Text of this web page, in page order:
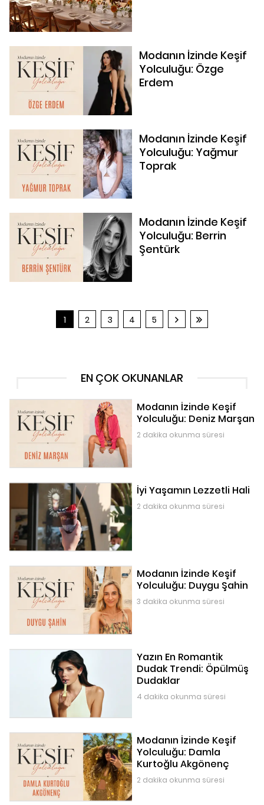
Modanın İzinde Keşif
Yolculuğu: Özge
Erdem
Modanın İzinde Keşif
Yolculuğu: Yağmur
Toprak
Modanın İzinde Keşif
Yolculuğu: Berrin
Şentürk
1 2 3 4 5
EN ÇOK OKUNANLAR
Modanın İzinde Keşif
Yolculuğu: Deniz Marşan
2 dakika okunma süresi
İyi Yaşamın Lezzetli Hali
2 dakika okunma süresi
Modanın İzinde Keşif
Yolculuğu: Duygu Şahin
3 dakika okunma süresi
Yazın En Romantik
Dudak Trendi: Öpülmüş
Dudaklar
4 dakika okunma süresi
Modanın İzinde Keşif
Yolculuğu: Damla
Kurtoğlu Akgönenç
2 dakika okunma süresi